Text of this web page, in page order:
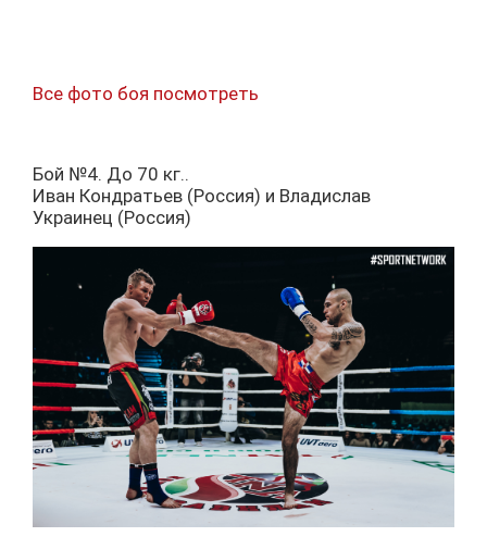
Все фото боя посмотреть
Бой №4. До 70 кг..
Иван Кондратьев (Россия) и Владислав
Украинец (Россия)